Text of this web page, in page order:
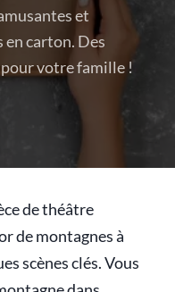
et
en carton. Des
votre famille !
de théâtre
de montagnes à
scènes clés. Vous